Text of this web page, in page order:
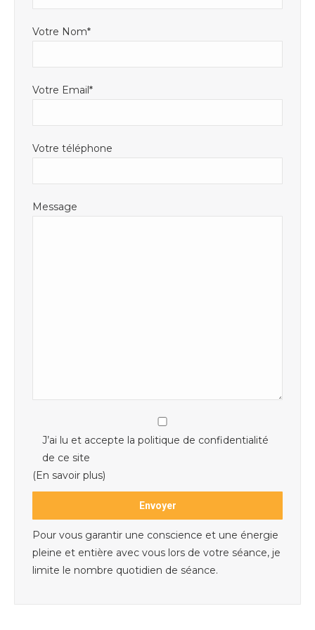
Votre Nom*
Votre Email*
Votre téléphone
Message
J’ai lu et accepte la politique de confidentialité
de ce site
(En savoir plus)
Pour vous garantir une conscience et une énergie
pleine et entière avec vous lors de votre séance, je
limite le nombre quotidien de séance.